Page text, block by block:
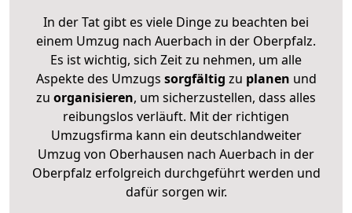
In der Tat gibt es viele Dinge zu beachten bei
einem Umzug nach Auerbach in der Oberpfalz.
Es ist wichtig, sich Zeit zu nehmen, um alle
Aspekte des Umzugs sorgfältig zu planen und
zu organisieren, um sicherzustellen, dass alles
reibungslos verläuft. Mit der richtigen
Umzugsfirma kann ein deutschlandweiter
Umzug von Oberhausen nach Auerbach in der
Oberpfalz erfolgreich durchgeführt werden und
dafür sorgen wir.